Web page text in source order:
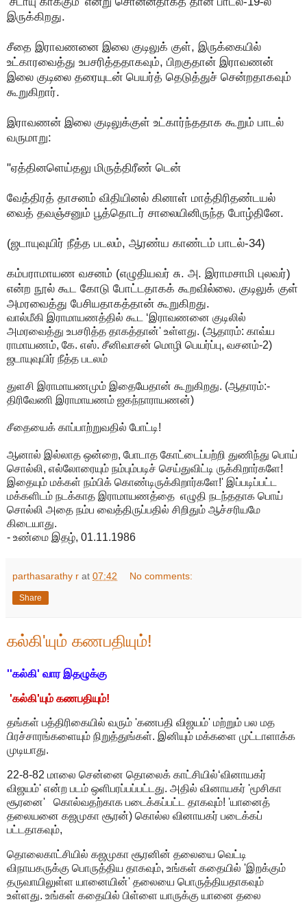
இருக்கிறது.
சீதை இராவணனை இலை குடிலுக் குள், இருக்கையில்
உட்காரவைத்து உபசரித்ததாகவும், பிறகுதான் இராவணன்
இலை குடிலை தரையுடன் பெயர்த் தெடுத்துச் சென்றதாகவும்
கூறுகிறார்.
இராவணன் இலை குடிலுக்குள் உட்கார்ந்ததாக கூறும் பாடல்
வருமாறு:
"ஏத்தினளெய்தலு மிருத்திரீண் டென்
வேத்திரத் தாசனம் விதியினல் கினாள் மாத்திரிதண்டயல்
வைத் தவஞ்சனும் பூத்தொடர் சாலையினிருந்த போழ்தினே.
(ஜடாயுவுயிர் நீத்த படலம், ஆரண்ய காண்டம் பாடல்-34)
கம்பராமாயண வசனம் (எழுதியவர் சு. அ. இராமசாமி புலவர்)
என்ற நூல் கூட கோடு போட்டதாகக் கூறவில்லை. குடிலுக் குள்
அமரவைத்து பேசியதாகத்தான் கூறுகிறது.
வால்மீகி இராமாயணத்தில் கூட ‘இராவணனை குடிலில்
அமரவைத்து உபசரித்த தாகத்தான்' உள்ளது. (ஆதாரம்: காவ்ய
ராமாயணம், கே. எஸ். சீனிவாசன் மொழி பெயர்ப்பு, வசனம்-2)
ஜடாயுவுயிர் நீத்த படலம்
துளசி இராமாயணமும் இதையேதான் கூறுகிறது. (ஆதாரம்:-
திரிவேணி இராமாயணம் ஜகந்நாராயணன்)
சீதையைக் காப்பாற்றுவதில் போட்டி!
ஆனால் இல்லாத ஒன்றை, போடாத கோட்டைப்பற்றி துணிந்து பொய்
சொல்லி, எல்லோரையும் நம்பும்படிச் செய்துவிட்டி ருக்கிறார்களே!
இதையும் மக்கள் நம்பிக் கொண்டிருக்கிறார்களே!' இப்படிப்பட்ட
மக்களிடம் நடக்காத இராமாயணத்தை எழுதி நடந்ததாக பொய்
சொல்லி அதை நம்ப வைத்திருப்பதில் சிறிதும் ஆச்சரியமே
கிடையாது.
- உண்மை இதழ், 01.11.1986
parthasarathy r at 07:42 No comments:
Share
கல்கி'யும் கணபதியும்!
''கல்கி' வார இதழுக்கு
'கல்கி'யும் கணபதியும்!
தங்கள் பத்திரிகையில் வரும் 'கணபதி விஜயம்' மற்றும் பல மத
பிரச்சாரங்களையும் நிறுத்துங்கள். இனியும் மக்களை முட்டாளாக்க
முடியாது.
22-8-82 மாலை சென்னை தொலைக் காட்சியில்‘வினாயகர்
விஜயம்' என்ற படம் ஒளிபரப்பப்பட்டது. அதில் வினாயகர் 'மூசிகா
சூரனை' கொல்வதற்காக படைக்கப்பட்ட தாகவும்! 'யானைத்
தலையனை கஜமுகா சூரன்) கொல்ல வினாயகர் படைக்கப்
பட்டதாகவும்,
தொலைகாட்சியில் கஜமுகா சூரனின் தலையை வெட்டி
விநாயகருக்கு பொருத்திய தாகவும், உங்கள் கதையில் 'இறக்கும்
தருவாயிலுள்ள யானையின்' தலையை பொருத்தியதாகவும்
உள்ளது. உங்கள் கதையில் பிள்ளை யாருக்கு யானை தலை